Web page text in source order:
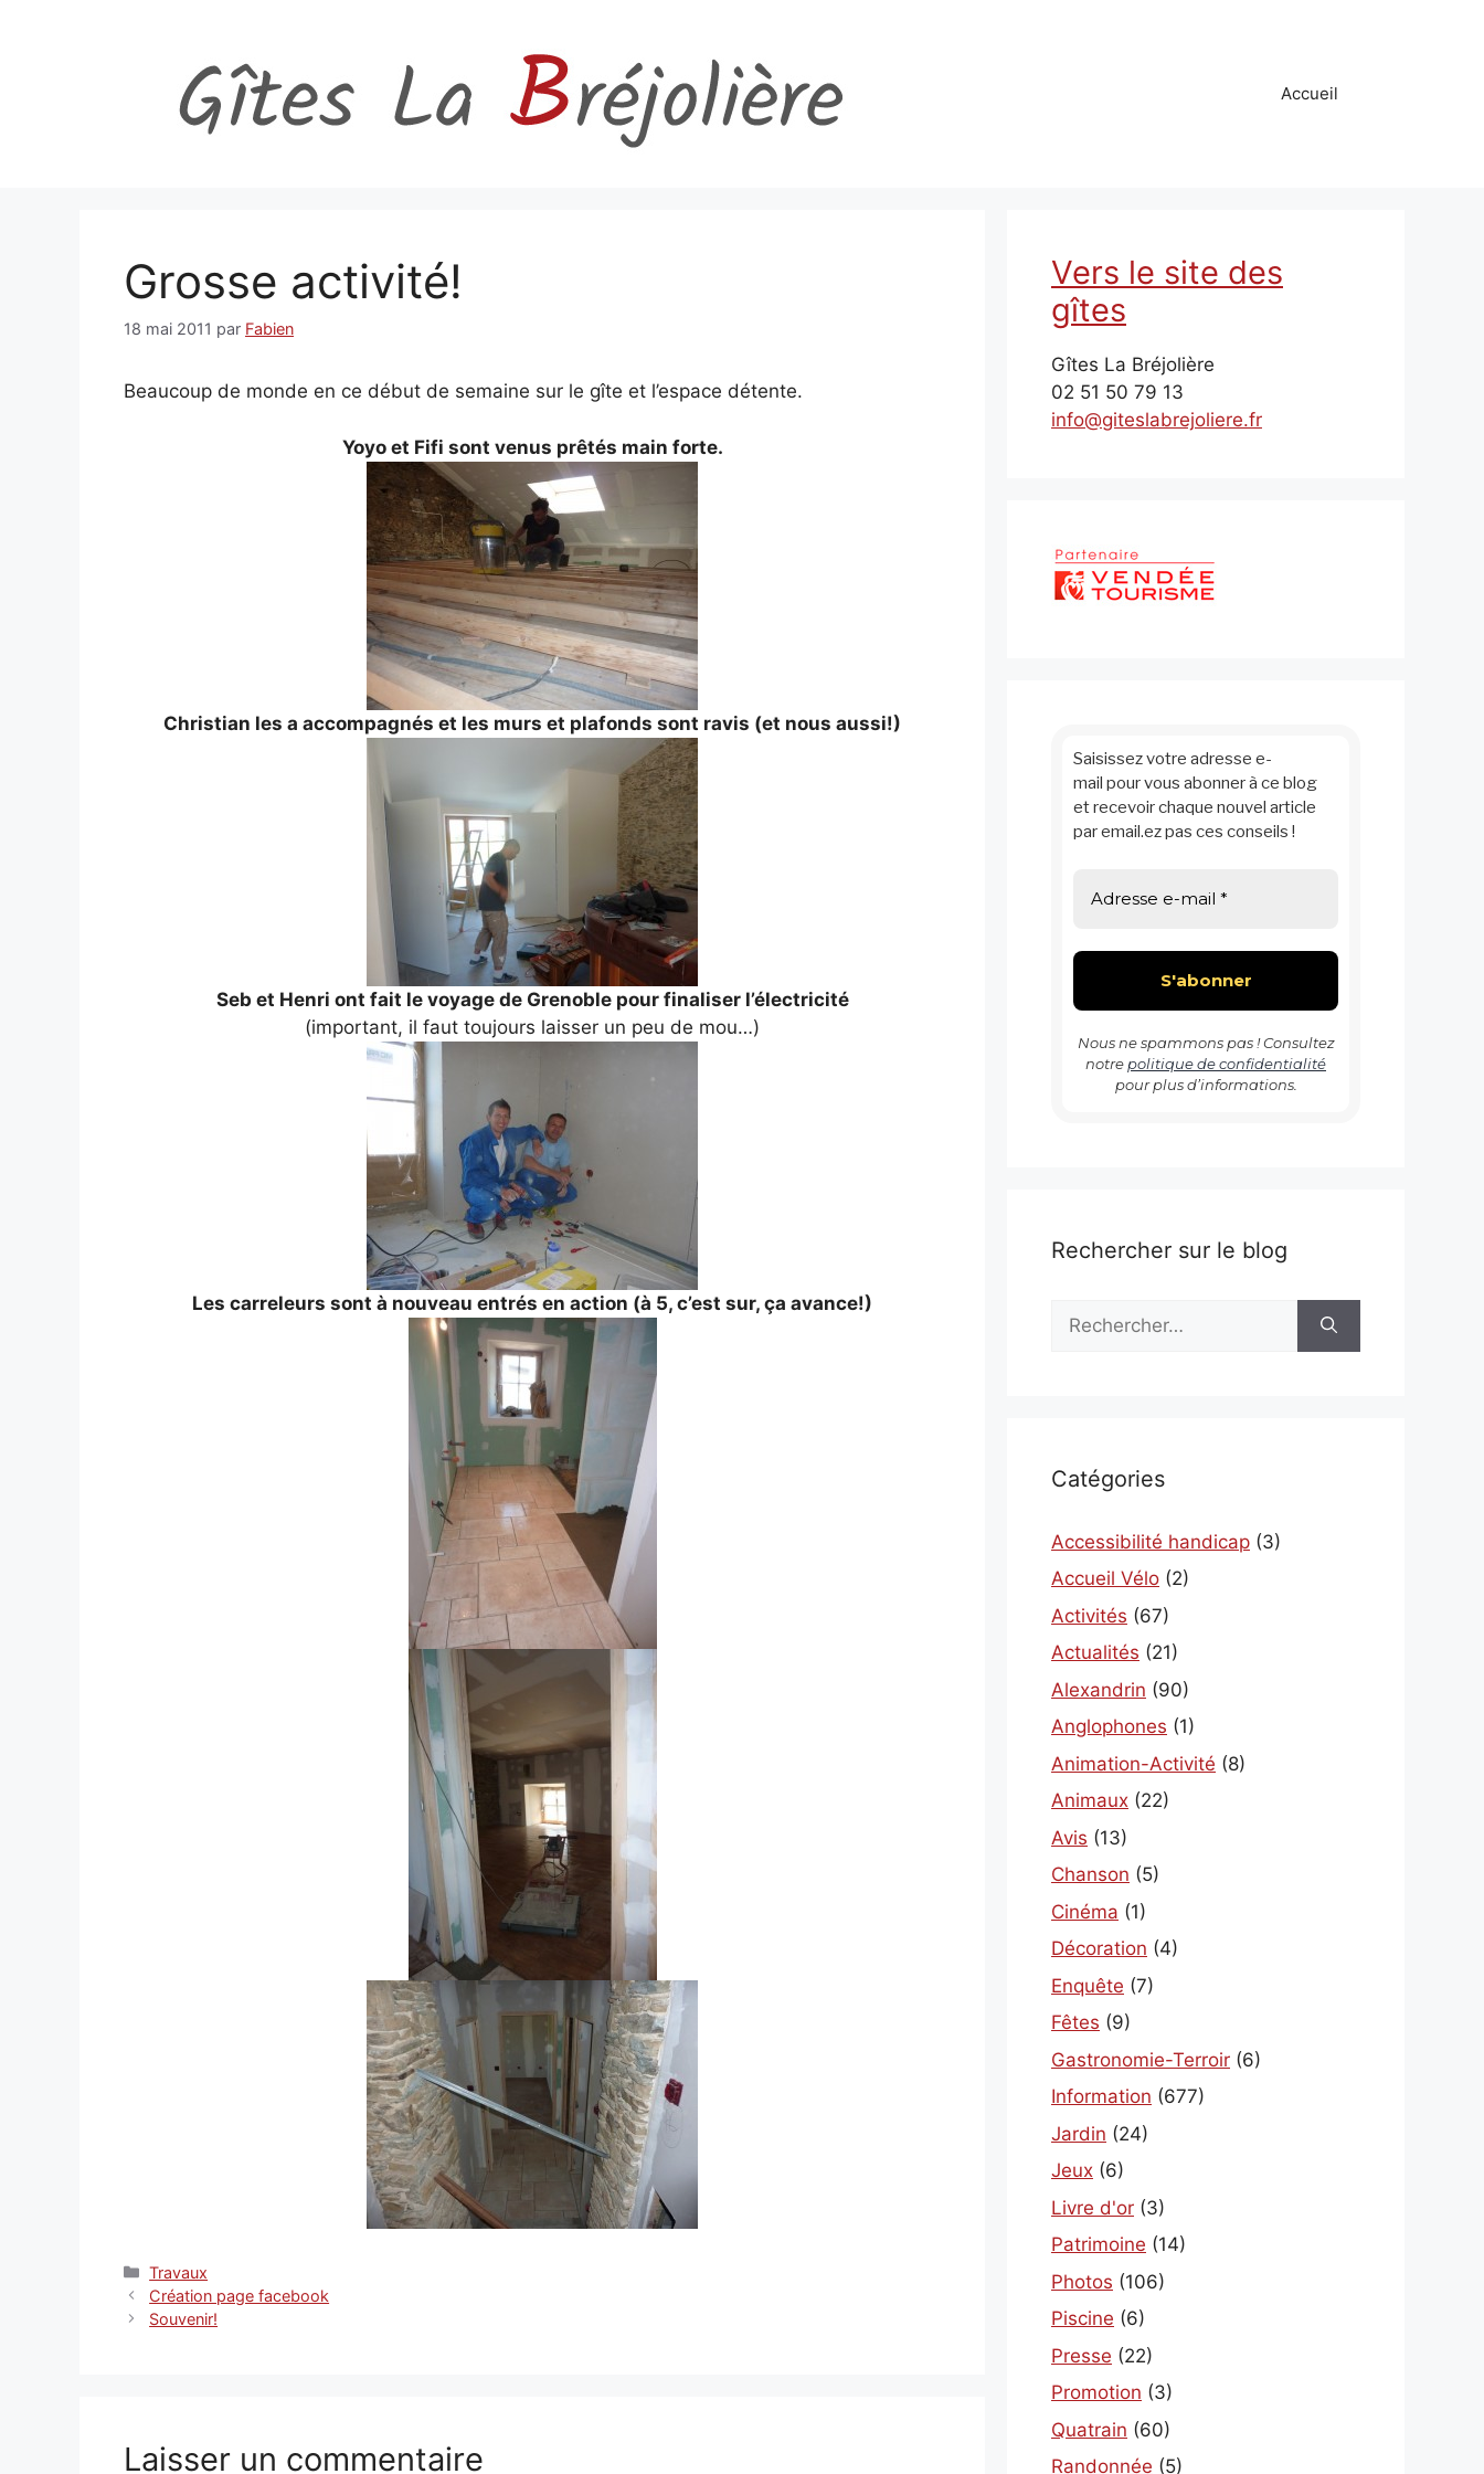
Accueil
Grosse activité!
18 mai 2011 par Fabien
Beaucoup de monde en ce début de semaine sur le gîte et l’espace détente.
Yoyo et Fifi sont venus prêtés main forte.
Christian les a accompagnés et les murs et plafonds sont ravis (et nous aussi!)
Seb et Henri ont fait le voyage de Grenoble pour finaliser l’électricité
(important, il faut toujours laisser un peu de mou…)
Les carreleurs sont à nouveau entrés en action (à 5, c’est sur, ça avance!)
Catégories
Travaux
Création page facebook
Souvenir!
Laisser un commentaire
Vers le site des
gîtes
Gîtes La Bréjolière
02 51 50 79 13
info@giteslabrejoliere.fr
Saisissez votre adresse e-
mail pour vous abonner à ce blog
et recevoir chaque nouvel article
par email.ez pas ces conseils !
Nous ne spammons pas ! Consultez
notre politique de confidentialité
pour plus d’informations.
Rechercher sur le blog
Catégories
Accessibilité handicap (3)
Accueil Vélo (2)
Activités (67)
Actualités (21)
Alexandrin (90)
Anglophones (1)
Animation-Activité (8)
Animaux (22)
Avis (13)
Chanson (5)
Cinéma (1)
Décoration (4)
Enquête (7)
Fêtes (9)
Gastronomie-Terroir (6)
Information (677)
Jardin (24)
Jeux (6)
Livre d'or (3)
Patrimoine (14)
Photos (106)
Piscine (6)
Presse (22)
Promotion (3)
Quatrain (60)
Randonnée (5)